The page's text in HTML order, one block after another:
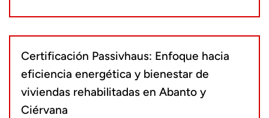
Certificación Passivhaus: Enfoque hacia
eficiencia energética y bienestar de
viviendas rehabilitadas en Abanto y
Ciérvana